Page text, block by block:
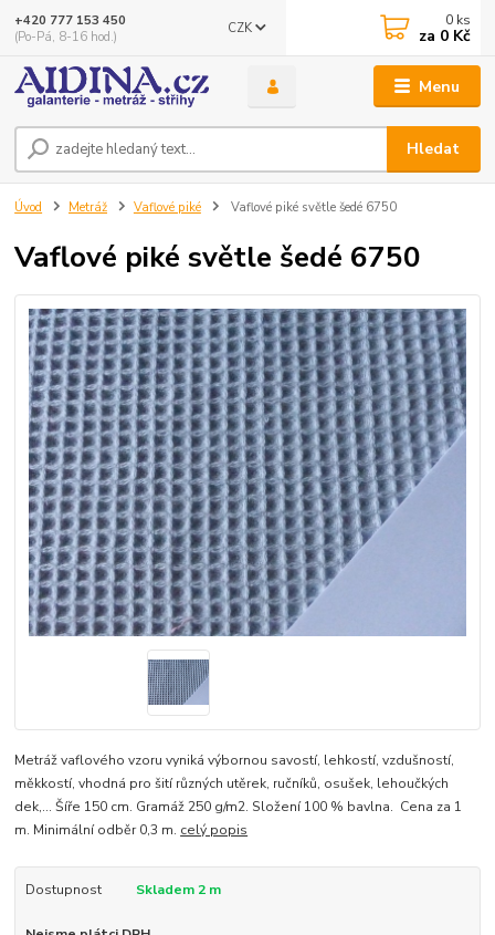
Menu
CZK
Hledat
+420 777 153 450
(Po-Pá, 8-16 hod.)
0 ks
za 0 Kč
Úvod Metráž Vaflové piké Vaflové piké světle šedé 6750
Vaflové piké světle šedé 6750
Metráž vaflového vzoru vyniká výbornou savostí, lehkostí, vzdušností,
měkkostí, vhodná pro šití různých utěrek, ručníků, osušek, lehoučkých
dek,... Šíře 150 cm. Gramáž 250 g/m2. Složení 100 % bavlna. Cena za 1
m. Minimální odběr 0,3 m. celý popis
Dostupnost Skladem 2 m